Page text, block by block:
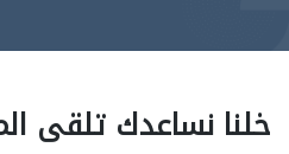
خلنا نساعدك تلقى